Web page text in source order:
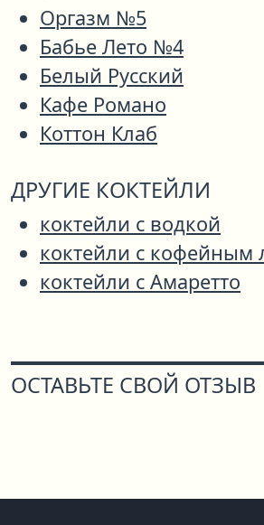
Оргазм №5
Бабье Лето №4
Белый Русский
Кафе Романо
Коттон Клаб
ДРУГИЕ КОКТЕЙЛИ
коктейли с водкой
коктейли с кофейным
коктейли с Амаретто
ОСТАВЬТЕ СВОЙ ОТЗЫВ